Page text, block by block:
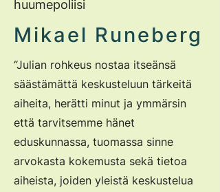
huumepoliisi
Mikael Runeberg
“Julian rohkeus nostaa itseänsä
säästämättä keskusteluun tärkeitä
aiheita, herätti minut ja ymmärsin
että tarvitsemme hänet
eduskunnassa, tuomassa sinne
arvokasta kokemusta sekä tietoa
aiheista, joiden yleistä keskustelua